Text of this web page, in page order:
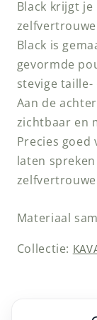
Black krijgt
Black is
gevormde
stevige
Aan de
zichtbaar en
Precies
laten
Materiaal
Collectie: